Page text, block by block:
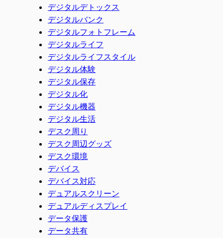
デジタルデトックス
デジタルバンク
デジタルフォトフレーム
デジタルライフ
デジタルライフスタイル
デジタル体験
デジタル保存
デジタル化
デジタル機器
デジタル生活
デスク周り
デスク周辺グッズ
デスク環境
デバイス
デバイス対応
デュアルスクリーン
デュアルディスプレイ
データ保護
データ共有